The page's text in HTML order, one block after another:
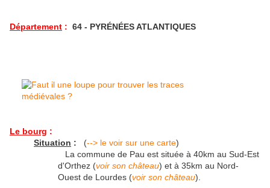
Département : 64 - PYRÉNÉES ATLANTIQUES
Le bourg :
Situation : (--> le voir sur une carte)
La commune de Pau est située à 40km au Sud-Est
d'Orthez (voir son château) et à 35km au Nord-
Ouest de Lourdes (voir son château).